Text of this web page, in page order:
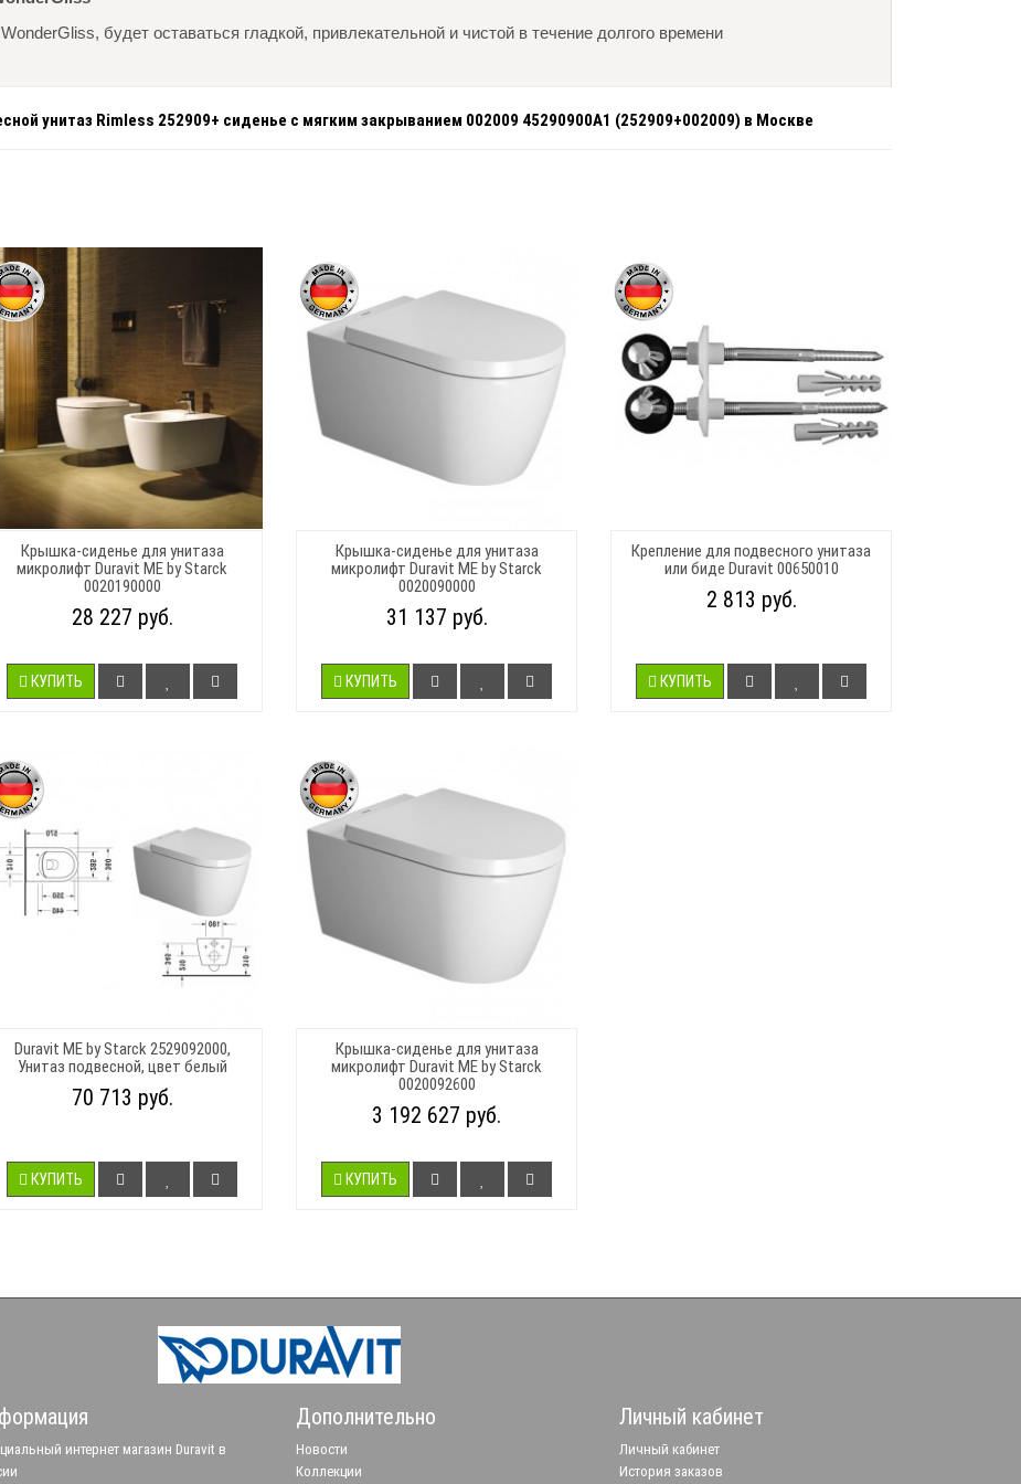
будет оставаться гладкой, привлекательной и чистой в течение долгого времени
унитаз Rimless 252909+ сиденье с мягким закрыванием 002009 45290900A1 (252909+002009) в Москве
Крышка-сиденье для унитаза
микролифт Duravit ME by Starck
0020190000
28 227 руб.
КУПИТЬ
Крышка-сиденье для унитаза
микролифт Duravit ME by Starck
0020090000
31 137 руб.
КУПИТЬ
Крепление для подвесного унитаза
или биде Duravit 00650010
2 813 руб.
КУПИТЬ
Duravit ME by Starck 2529092000,
Унитаз подвесной, цвет белый
70 713 руб.
КУПИТЬ
Крышка-сиденье для унитаза
микролифт Duravit ME by Starck
0020092600
3 192 627 руб.
КУПИТЬ
интернет магазин Duravit в
Дополнительно
Новости
Коллекции
Личный кабинет
Личный кабинет
История заказов